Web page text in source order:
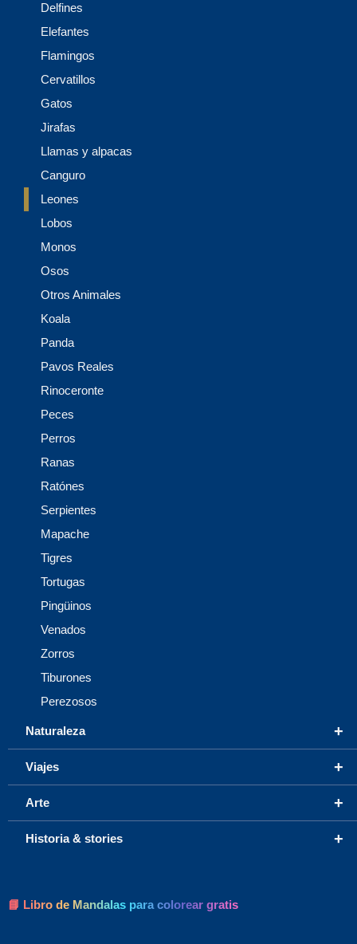
Delfines
Elefantes
Flamingos
Cervatillos
Gatos
Jirafas
Llamas y alpacas
Canguro
Leones
Lobos
Monos
Osos
Otros Animales
Koala
Panda
Pavos Reales
Rinoceronte
Peces
Perros
Ranas
Ratónes
Serpientes
Mapache
Tigres
Tortugas
Pingüinos
Venados
Zorros
Tiburones
Perezosos
+
Naturaleza
+
Viajes
+
Arte
+
Historia & stories
📘 Libro de Mandalas para colorear gratis